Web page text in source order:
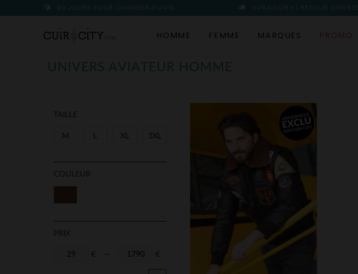
90 JOURS POUR CHANGER D'AVIS LIVRAISON ET RETOUR OFFERTS
HOMME FEMME MARQUES PROMO
UNIVERS AVIATEUR HOMME
TAILLE
M XL 3XL
COULEUR
PRIX
€ €